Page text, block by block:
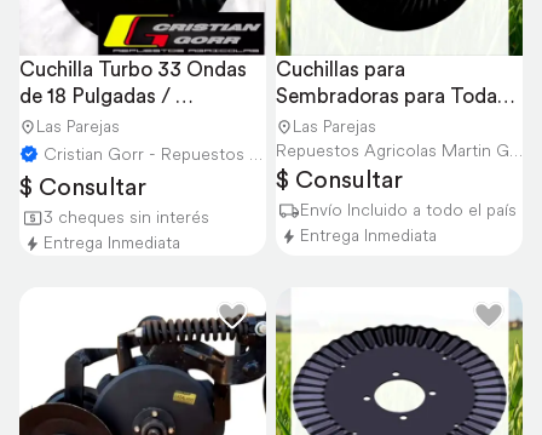
Cuchilla Turbo 33 Ondas
de 18 Pulgadas /
Sembradoras
Las Parejas
Cristian Gorr - Repuestos Agricolas
$ Consultar
3 cheques sin interés
Entrega Inmediata
Cuchillas para
Sembradoras para Todas
las Marcas y Medidas
Las Parejas
Repuestos Agricolas Martin Gorr S.R.L.
$ Consultar
Envío Incluido a todo el país
Entrega Inmediata